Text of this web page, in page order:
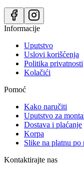
Informacije
Uputstvo
Uslovi korišćenja
Politika privatnosti
Kolačići
Pomoć
Kako naručiti
Uputstvo za
Dostava i plaćanje
Korpa
Slike na platnu po
Kontaktirajte nas